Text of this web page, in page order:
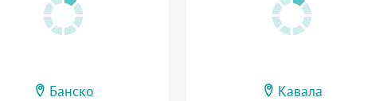
Банско Кавала